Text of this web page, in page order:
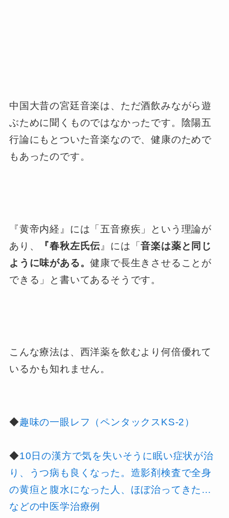
中国大昔の宮廷音楽は、ただ酒飲みながら遊
ぶために聞くものではなかったです。陰陽五
行論にもとついた音楽なので、健康のためで
もあったのです。
『黄帝内経』には「五音療疾」という理論が
あり、
『春秋左氏伝 』には「音楽は薬と同じ
ように味がある。健康で長生きさせることが
できる」と書いてあるそうです。
こんな療法は、西洋薬を飲むより何倍優れて
いるかも知れません。
◆趣味の一眼レフ（ペンタックスKS-2）
◆10日の漢方で気を失いそうに眠い症状が治
り、うつ病も良くなった。造影剤検査で全身
の黄疸と腹水になった人、ほぼ治ってきた…
などの中医学治療例